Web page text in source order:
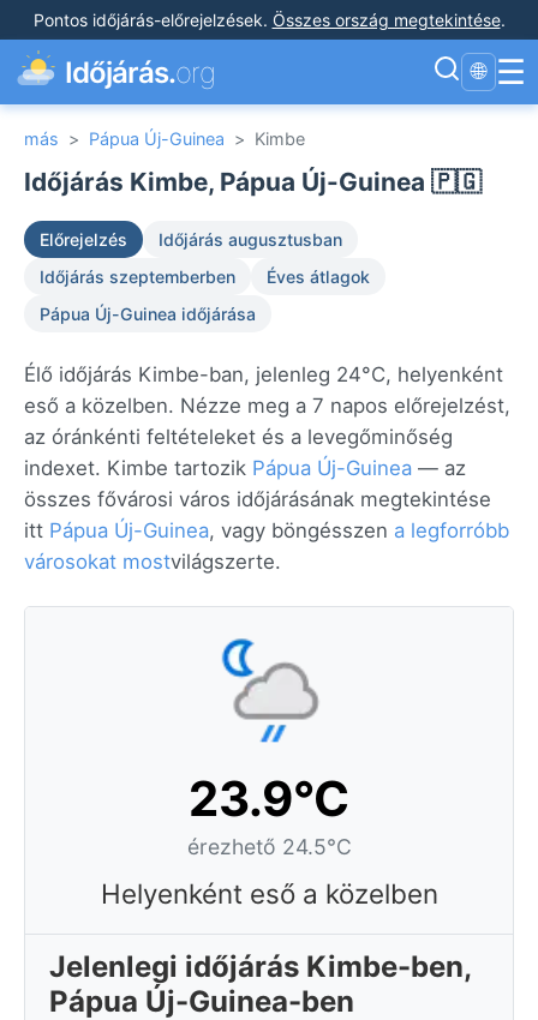
Pontos időjárás-előrejelzések. Összes ország megtekintése.
Időjárás.org 🌐 ☰
más > Pápua Új-Guinea > Kimbe
Időjárás Kimbe, Pápua Új-Guinea 🇵🇬
Előrejelzés
Időjárás augusztusban
Időjárás szeptemberben
Éves átlagok
Pápua Új-Guinea időjárása
Élő időjárás Kimbe-ban, jelenleg 24°C, helyenként
eső a közelben. Nézze meg a 7 napos előrejelzést,
az óránkénti feltételeket és a levegőminőség
indexet. Kimbe tartozik Pápua Új-Guinea — az
összes fővárosi város időjárásának megtekintése
itt Pápua Új-Guinea, vagy böngésszen a legforróbb
városokat mostvilágszerte.
23.9°C
érezhető 24.5°C
Helyenként eső a közelben
Jelenlegi időjárás Kimbe-ben,
Pápua Új-Guinea-ben